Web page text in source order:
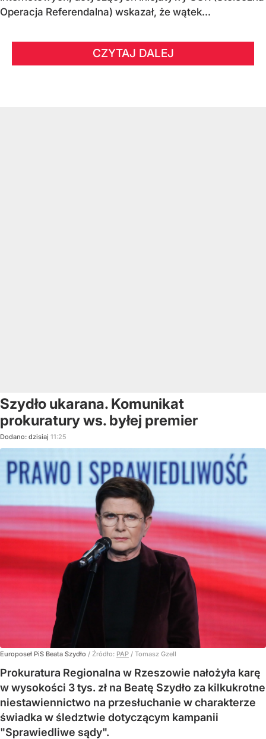
Operacja Referendalna) wskazał, że wątek...
CZYTAJ DALEJ
Szydło ukarana. Komunikat
prokuratury ws. byłej premier
Dodano: dzisiaj 11:25
Europoseł PiS Beata Szydło / Źródło: PAP / Tomasz Gzell
Prokuratura Regionalna w Rzeszowie nałożyła karę
w wysokości 3 tys. zł na Beatę Szydło za kilkukrotne
niestawiennictwo na przesłuchanie w charakterze
świadka w śledztwie dotyczącym kampanii
"Sprawiedliwe sądy".